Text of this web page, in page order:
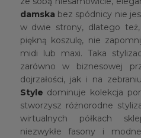
damska bez spódnicy nie
w dwie strony, dlatego
piękną koszulę, nie
midi lub maxi. Taka
zarówno w biznesowej
dojrzałości, jak i na
Style dominuje kolekcja
stworzysz różnorodne
wirtualnych półkach
niezwykłe fasony i